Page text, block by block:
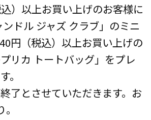
）以上お買い上げのお客様に
ンドル ジャズ クラブ」のミニ
円（税込）以上お買い上げの
リカ トートバッグ」をプレ
。
了とさせていただきます。お